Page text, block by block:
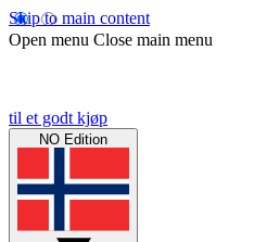
Skip to main content
Open menu Close main menu
til et godt kjøp
NO Edition